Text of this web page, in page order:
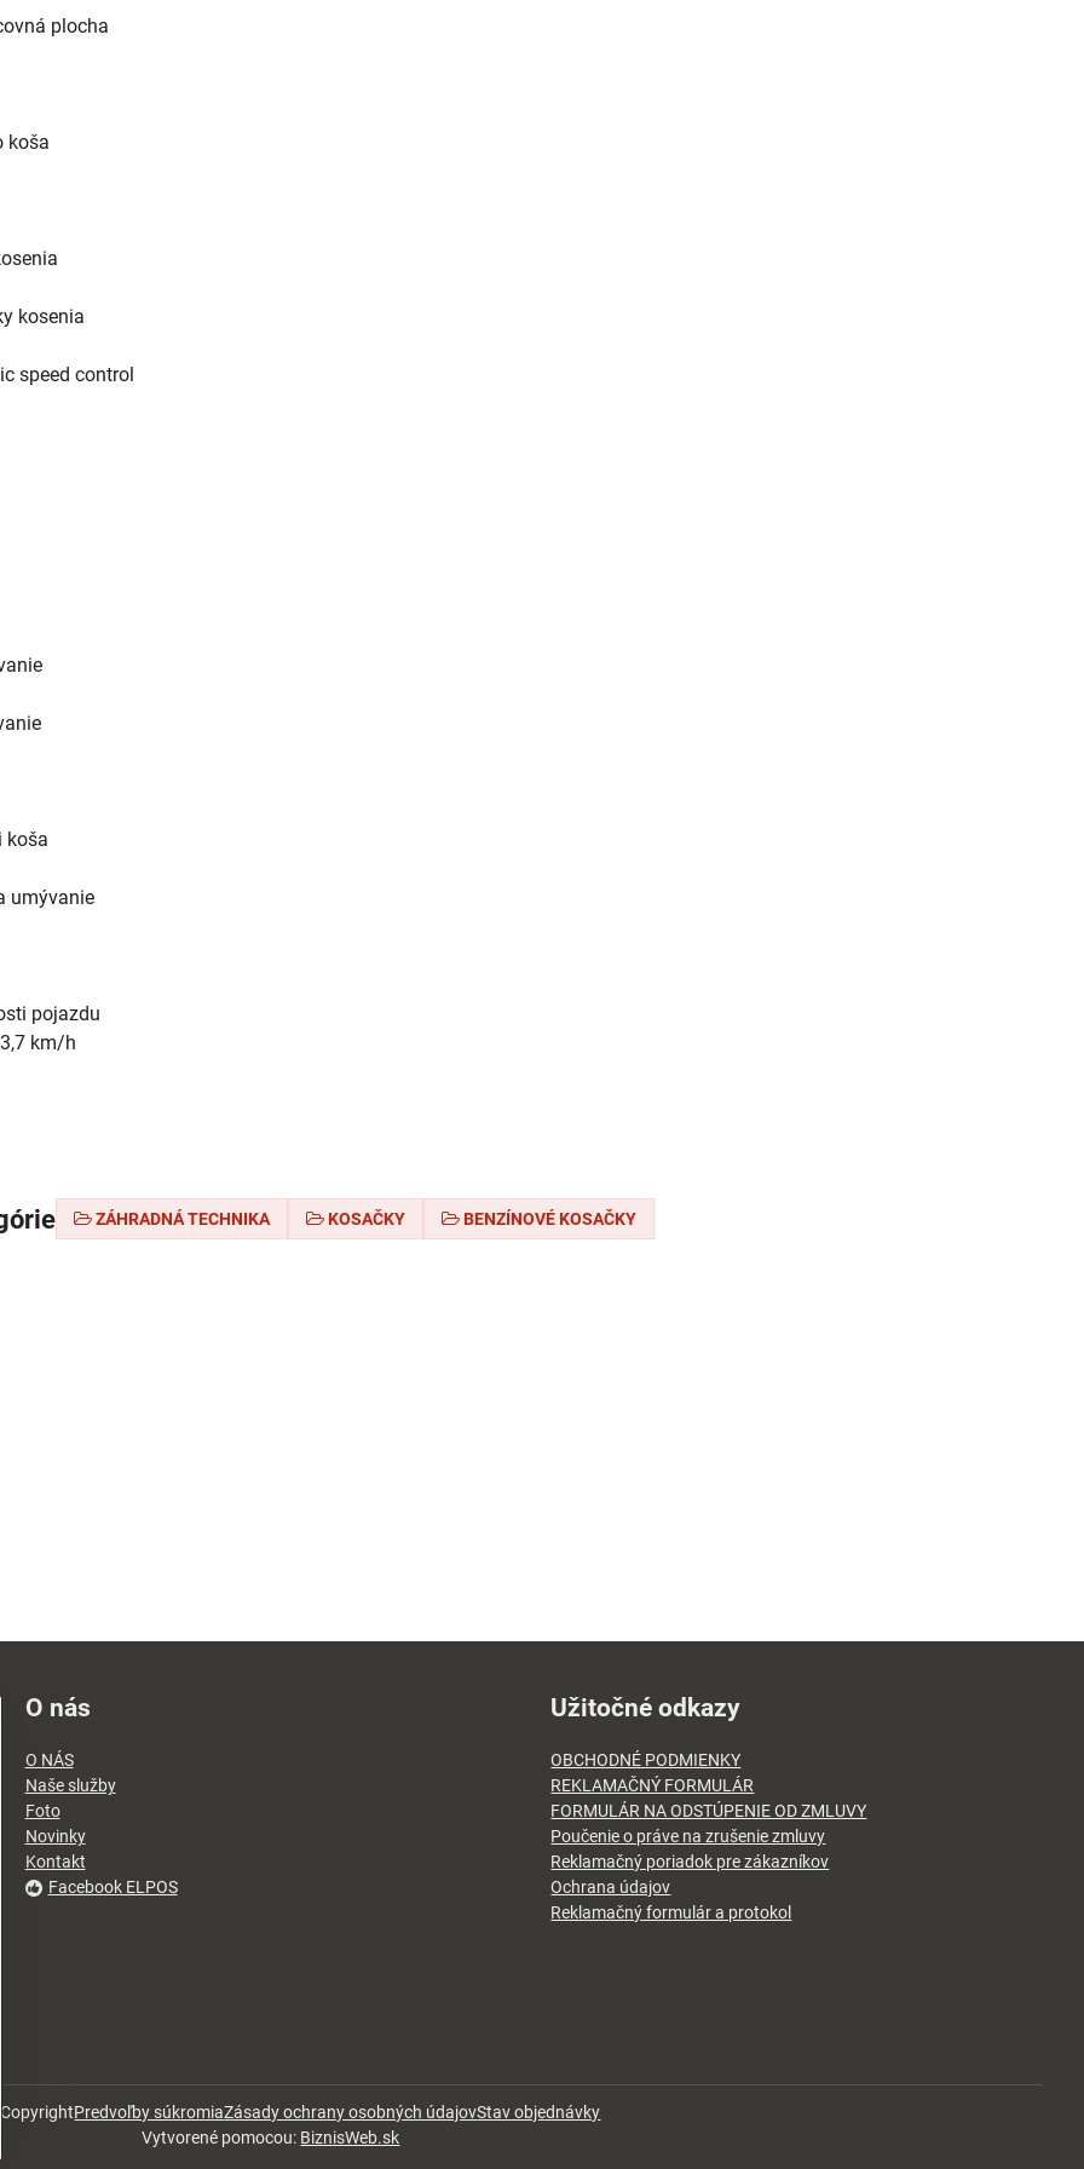
plocha
koša
kosenia
speed control
koša
umývanie
pojazdu
km/h
ZÁHRADNÁ TECHNIKA KOSAČKY BENZÍNOVÉ KOSAČKY
O nás
O NÁS
Naše služby
Foto
Novinky
Kontakt
Facebook ELPOS
Užitočné odkazy
OBCHODNÉ PODMIENKY
REKLAMAČNÝ FORMULÁR
FORMULÁR NA ODSTÚPENIE OD ZMLUVY
Poučenie o práve na zrušenie zmluvy
Reklamačný poriadok pre zákazníkov
Ochrana údajov
Reklamačný formulár a protokol
Predvoľby súkromiaZásady ochrany osobných údajovStav objednávky
Vytvorené pomocou: BiznisWeb.sk